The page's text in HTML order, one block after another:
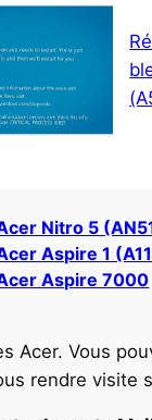
Nitro 5
Aspire 1
Aspire 7000
Acer. Vous
rendre visite